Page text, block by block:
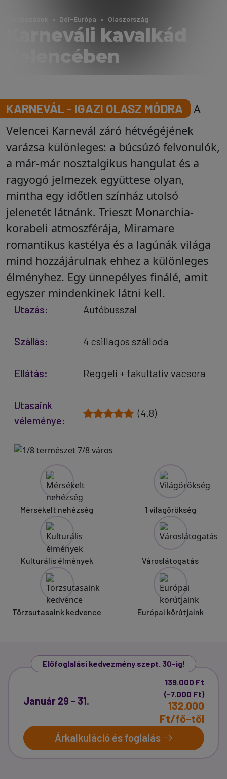
Körutazások Dél-Európa Olaszország
Karneváli kavalkád
Velencében
KARNEVÁL - IGAZI OLASZ MÓDRA
A
Velencei Karnevál záró hétvégéjének
varázsa különleges: a búcsúzó felvonulók,
a már-már nosztalgikus hangulat és a
ragyogó jelmezek együttese olyan,
mintha egy időtlen színház utolsó
jelenetét látnánk. Trieszt Monarchia-
korabeli atmoszférája, Miramare
romantikus kastélya és a lagúnák világa
mind hozzájárulnak ehhez a különleges
élményhez. Egy ünnepélyes finálé, amit
egyszer mindenkinek látni kell.
Utazás: Autóbusszal
Szállás: 4 csillagos szálloda
Ellátás: Reggeli + fakultatív vacsora
Utasaink
véleménye:
(4.8)
Mérsékelt nehézség 1 világörökség
Kulturális élmények Városlátogatás
Törzsutasaink kedvence Európai körútjaink
Előfoglalási kedvezmény szept. 30-ig!
Január 29 - 31.
139.000 Ft
(-7.000 Ft)
132.000
Ft/fő-től
Árkalkuláció és foglalás